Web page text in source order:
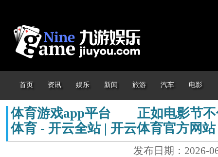
首页 资讯 娱乐 新闻 旅游 汽车 电影
体育游戏app平台 正如电影节不
体育 - 开云全站 | 开云体育官方网站
发布日期：2026-